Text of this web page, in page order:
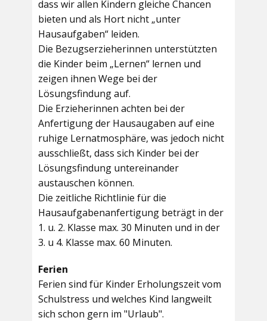
dass wir allen Kindern gleiche Chancen
bieten und als Hort nicht „unter
Hausaufgaben“ leiden.
Die Bezugserzieherinnen unterstützten
die Kinder beim „Lernen“ lernen und
zeigen ihnen Wege bei der
Lösungsfindung auf.
Die Erzieherinnen achten bei der
Anfertigung der Hausaugaben auf eine
ruhige Lernatmosphäre, was jedoch nicht
ausschließt, dass sich Kinder bei der
Lösungsfindung untereinander
austauschen können.
Die zeitliche Richtlinie für die
Hausaufgabenanfertigung beträgt in der
1. u. 2. Klasse max. 30 Minuten und in der
3. u 4. Klasse max. 60 Minuten.
Ferien
Ferien sind für Kinder Erholungszeit vom
Schulstress und welches Kind langweilt
sich schon gern im "Urlaub".